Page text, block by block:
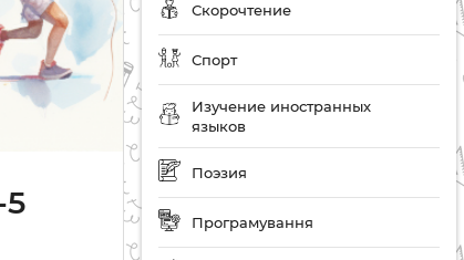
Скорочтение
Спорт
Изучение иностранных
языков
Поэзия
Програмування